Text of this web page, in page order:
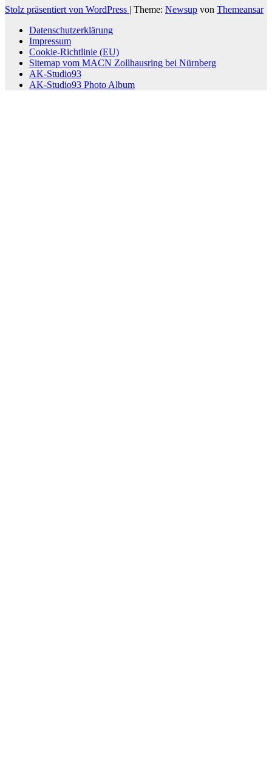
Stolz präsentiert von WordPress | Theme: Newsup von Themeansar
Datenschutzerklärung
Impressum
Cookie-Richtlinie (EU)
Sitemap vom MACN Zollhausring bei Nürnberg
AK-Studio93
AK-Studio93 Photo Album